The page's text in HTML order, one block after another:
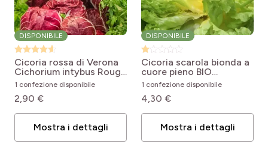
DISPONIBILE
Cicoria rossa di Verona
Cichorium intybus Rouge
de Vérone
1 confezione disponibile
2,90 €
Mostra i dettagli
DISPONIBILE
Cicoria scarola bionda a
cuore pieno BIO
Cichorium endivia var.
latifolium Blonde à
Coeur Plein
1 confezione disponibile
4,30 €
Mostra i dettagli